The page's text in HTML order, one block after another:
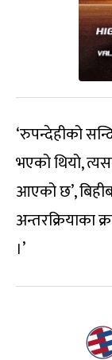
‘रुपन्देहीको
भएको थियो,
आएको छ’,
अन्तरक्रियाका
।’